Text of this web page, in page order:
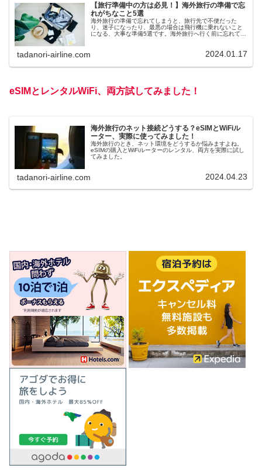
【旅行準備中の方は必見！】海外旅行の準備で忘
れがちなこと5選
海外旅行の準備で忘れてしまうと、旅行先で不便だった
り、迷子になったり、最悪の場合は飛行機に乗れないこと
になる、大事な準備5選です。海外旅行へ行く前に忘れてな
tadanori-airline.com 2024.01.17
eSIMとレンタルWiFi、両方試してみました！
海外旅行のネット接続どうする？eSIMとWiFiル
ーター、実際に使ってみました！
海外旅行のとき、ネット環境をどうするか悩みますよね。
eSIMの購入とWiFiルーターのレンタル、両方を実際に試し
てみました。
tadanori-airline.com 2024.04.23